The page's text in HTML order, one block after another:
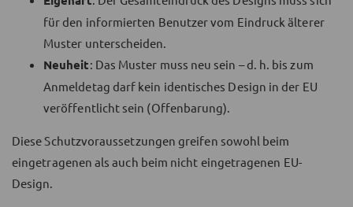
für den informierten Benutzer vom Eindruck älterer
Muster unterscheiden.
Neuheit: Das Muster muss neu sein – d. h. bis zum
Anmeldetag darf kein identisches Design in der EU
veröffentlicht sein (Offenbarung).
Diese Schutzvoraussetzungen greifen sowohl beim
eingetragenen als auch beim nicht eingetragenen EU-
Design.